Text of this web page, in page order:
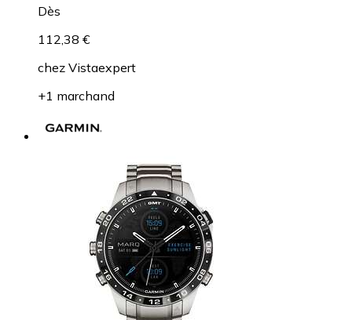
Dès
112,38 €
chez Vistaexpert
+1 marchand